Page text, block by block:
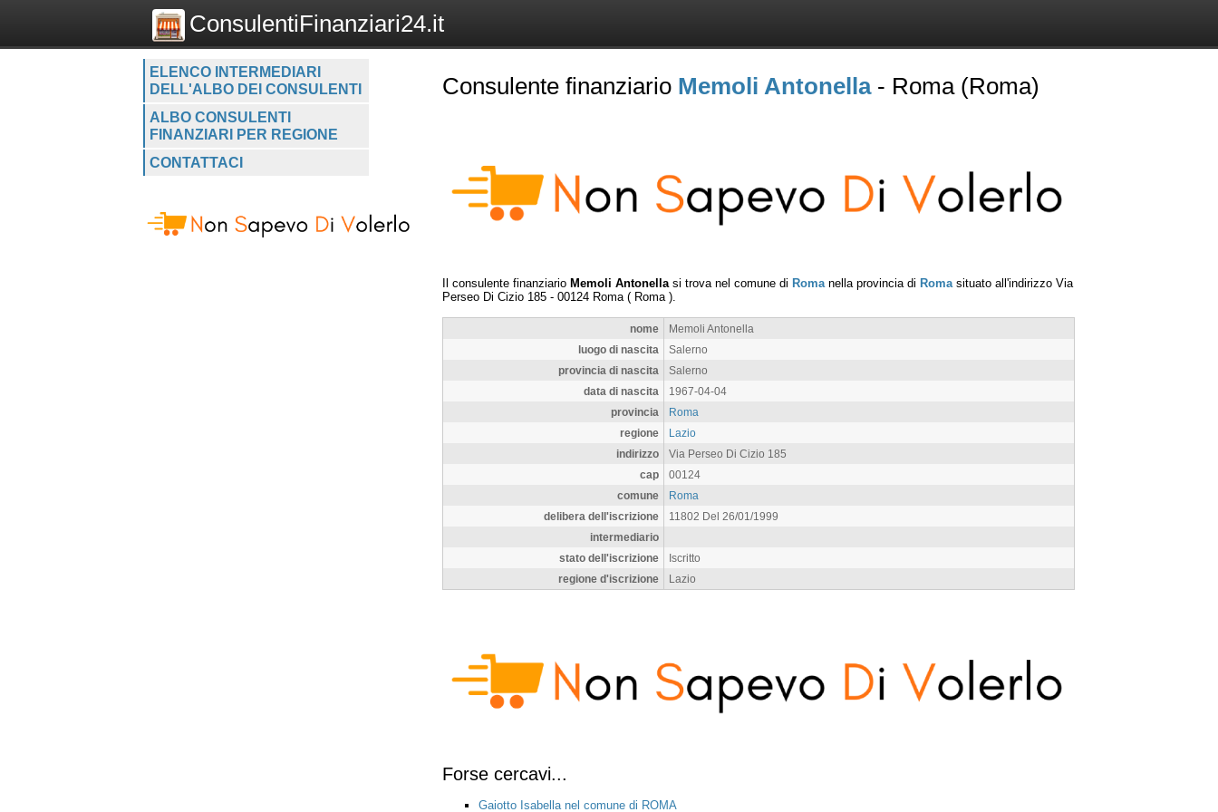
ConsulentiFinanziari24.it
ELENCO INTERMEDIARI
DELL'ALBO DEI CONSULENTI
ALBO CONSULENTI
FINANZIARI PER REGIONE
CONTATTACI
Consulente finanziario Memoli Antonella- Roma (Roma)
Il consulente finanziario Memoli Antonella si trova nel comune di Roma nella provincia di Roma situato all'indirizzo Via
Perseo Di Cizio 185 - 00124 Roma ( Roma ).
nome
Memoli Antonella
luogo di nascita
Salerno
provincia di nascita
Salerno
data di nascita
1967-04-04
provincia
Roma
regione
Lazio
indirizzo
Via Perseo Di Cizio 185
cap
00124
comune
Roma
delibera dell'iscrizione
11802 Del 26/01/1999
intermediario
stato dell'iscrizione
Iscritto
regione d'iscrizione
Lazio
Forse cercavi...
Gaiotto Isabella nel comune di ROMA